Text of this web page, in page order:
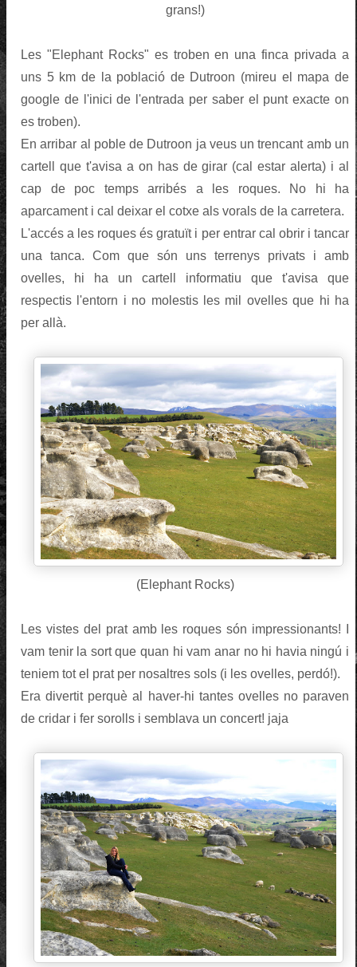
grans!)
Les "Elephant Rocks" es troben en una finca privada a
uns 5 km de la població de Dutroon (mireu el mapa de
google de l'inici de l'entrada per saber el punt exacte on
es troben).
En arribar al poble de Dutroon ja veus un trencant amb un
cartell que t'avisa a on has de girar (cal estar alerta) i al
cap de poc temps arribés a les roques. No hi ha
aparcament i cal deixar el cotxe als vorals de la carretera.
L'accés a les roques és gratuït i per entrar cal obrir i tancar
una tanca. Com que són uns terrenys privats i amb
ovelles, hi ha un cartell informatiu que t'avisa que
respectis l'entorn i no molestis les mil ovelles que hi ha
per allà.
(Elephant Rocks)
Les vistes del prat amb les roques són impressionants! I
vam tenir la sort que quan hi vam anar no hi havia ningú i
teniem tot el prat per nosaltres sols (i les ovelles, perdó!).
Era divertit perquè al haver-hi tantes ovelles no paraven
de cridar i fer sorolls i semblava un concert! jaja